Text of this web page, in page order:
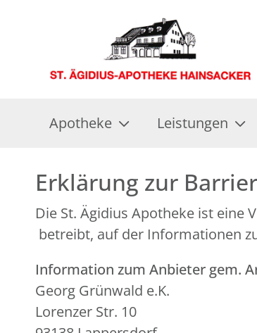
Apotheke Leistungen
Erklärung zur
Die St. Ägidius Apotheke ist eine
betreibt, auf der Informationen
Information zum Anbieter gem.
Georg Grünwald e.K.
Lorenzer Str. 10